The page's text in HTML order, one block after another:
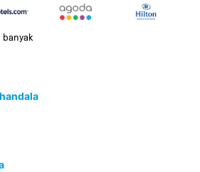
banyak